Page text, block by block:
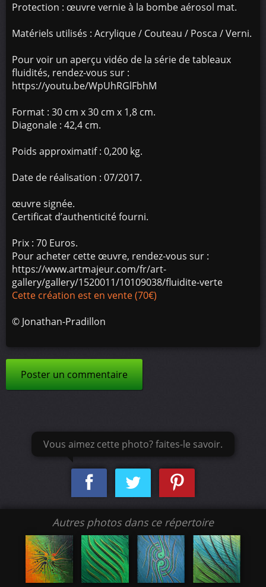
Protection : œuvre vernie à la bombe aérosol mat.
Matériels utilisés : Acrylique / Couteau / Posca / Verni.
Pour voir un aperçu vidéo de la série de tableaux
fluidités, rendez-vous sur :
https://youtu.be/WpUhRGlFbhM
Format : 30 cm x 30 cm x 1,8 cm.
Diagonale : 42,4 cm.
Poids approximatif : 0,200 kg.
Date de réalisation : 07/2017.
œuvre signée.
Certificat d’authenticité fourni.
Prix : 70 Euros.
Pour acheter cette œuvre, rendez-vous sur :
https://www.artmajeur.com/fr/art-
gallery/gallery/1520011/10109038/fluidite-verte
Cette création est en vente (70€)
© Jonathan-Pradillon
Poster un commentaire
Vous aimez cette photo? faites-le savoir.
Autres photos dans ce répertoire